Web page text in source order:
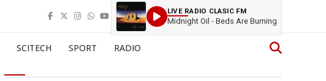
LIVE RADIO CLASIC FM
Midnight Oil - Beds Are Burning
SCITECH SPORT RADIO